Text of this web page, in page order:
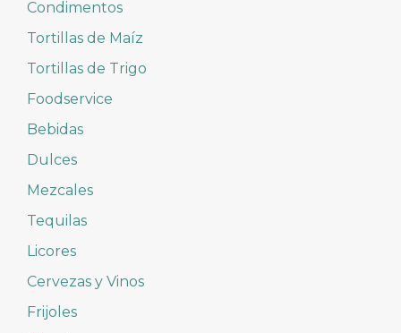
Condimentos
Tortillas de Maíz
Tortillas de Trigo
Foodservice
Bebidas
Dulces
Mezcales
Tequilas
Licores
Cervezas y Vinos
Frijoles